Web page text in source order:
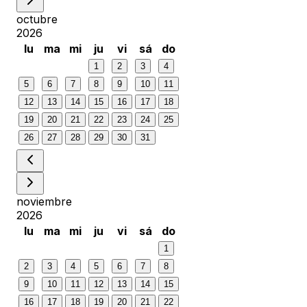
octubre
2026
lu
ma mi ju vi sá do
1 2 3
4
5
6 7 8 9 10
11
12
13 14 15 16 17
18
19
20 21 22 23 24
25
26
27 28 29 30 31
noviembre
2026
lu
ma mi ju vi sá do
1
2
3 4 5 6 7
8
9
10 11 12 13 14
15
16
17 18 19 20 21
22